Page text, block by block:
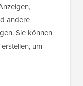
andere
Sie können
um